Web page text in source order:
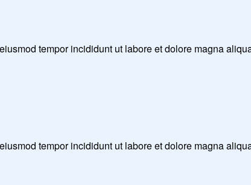
tempor incididunt ut labore et dolore magna
tempor incididunt ut labore et dolore magna